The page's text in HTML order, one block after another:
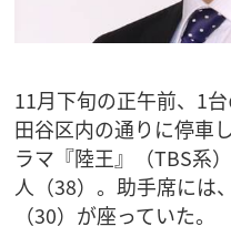
11月下旬の正午前、1
田谷区内の通りに停車
ラマ『陸王』（TBS系
人（38）。助手席には
（30）が座っていた。